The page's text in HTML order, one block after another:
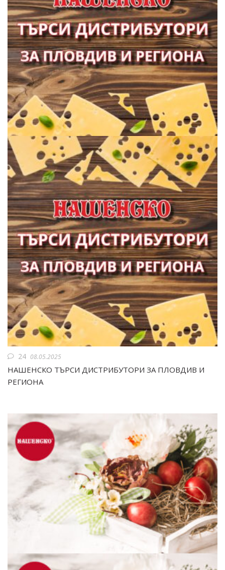
24 08.05.2025
НАШЕНСКО ТЪРСИ ДИСТРИБУТОРИ ЗА ПЛОВДИВ И
РЕГИОНА